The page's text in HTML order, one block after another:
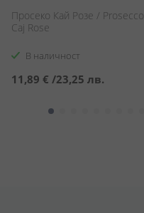
Просеко Кай Розе / Prosecco
Caj Rose
В наличност
11,89 € /23,25 лв.